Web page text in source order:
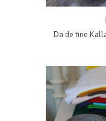
Da de fine